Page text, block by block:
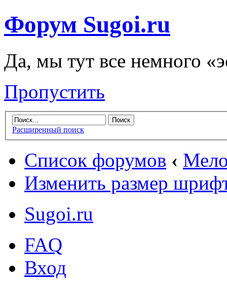
Форум Sugoi.ru
Да, мы тут все немного
Пропустить
Расширенный поиск
Список форумов ‹
Изменить размер
Sugoi.ru
FAQ
Вход